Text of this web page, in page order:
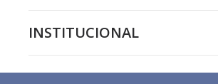
INSTITUCIONAL